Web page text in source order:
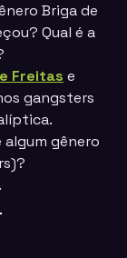
Briga de
Qual é a
Freitas e
gangsters
gênero